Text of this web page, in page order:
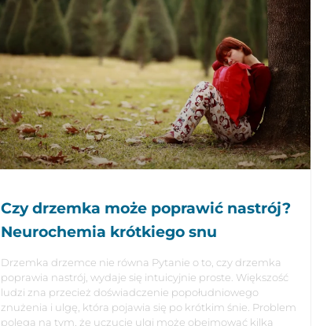
Czy drzemka może poprawić nastrój?
Neurochemia krótkiego snu
Drzemka drzemce nie równa Pytanie o to, czy drzemka
poprawia nastrój, wydaje się intuicyjnie proste. Większość
ludzi zna przecież doświadczenie popołudniowego
znużenia i ulgę, która pojawia się po krótkim śnie. Problem
polega na tym, że uczucie ulgi może obejmować kilka